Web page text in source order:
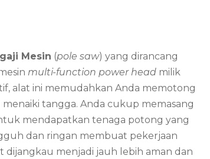
Mesin (pole saw) yang dirancang
multi-function power head milik
alat ini memudahkan Anda memotong
tangga. Anda cukup memasang
mendapatkan tenaga potong yang
dan ringan membuat pekerjaan
dijangkau menjadi jauh lebih aman dan